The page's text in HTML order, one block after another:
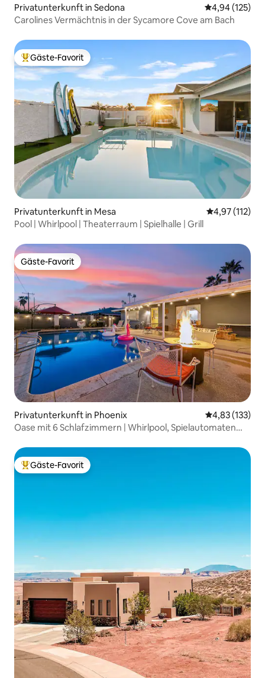
Privatunterkunft in Sedona
4,94 (125)
Carolines Vermächtnis in der Sycamore Cove am Bach
Beliebter Gäste-Favorit.
Gäste-Favorit
Privatunterkunft in Mesa
4,97 (112)
Pool | Whirlpool | Theaterraum | Spielhalle | Grill
Gäste-Favorit
Gäste-Favorit
Privatunterkunft in Phoenix
4,83 (133)
Oase mit 6 Schlafzimmern | Whirlpool, Spielautomaten
Beliebter Gäste-Favorit.
Gäste-Favorit